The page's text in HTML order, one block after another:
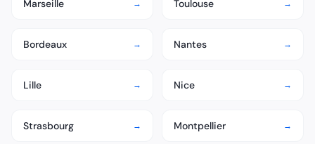
Marseille → Toulouse →
Bordeaux → Nantes →
Lille → Nice →
Strasbourg → Montpellier →